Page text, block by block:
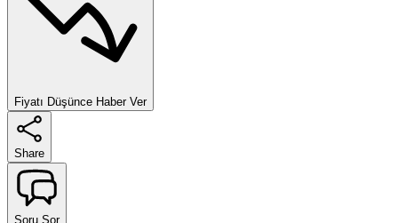
Fiyatı Düşünce Haber Ver
Share
Soru Sor